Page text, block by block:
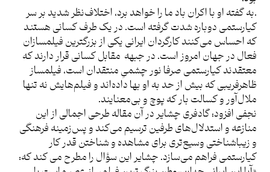
.به گفته او با اکران باد ما را خواهد برد، اختلاف‌نظر شدید بر سر
کیارستمی دوباره شدت گرفته است. در یک طرف کسانی هستند
که احساس می‌کنند کارگردان ایرانی یکی از بزرگترین فیلمسازان
فعال در جهان امروز است. در جبهه مقابل کسانی قرار دارند که
معتقدند کیارستمی صرفا نور چشمیِ منتقدان است، فیلمساز
ظاهرفریبی که بیش از حد به او بها داده‌اند و فیلم‌هایش نه تنها
ملال‌آور و کسالت بار که پوچ و بی‌معنایند.
نجفی افزود: گادفری چشایر در آن مقاله طرحی اجمالی از این
منازعه و استدلال‌های طرفین ترسیم می‌کند و پس‌زمینه فرهنگی
و زیباشناختی وسیع‌تری برای مشاهده و شناختن قدر کار
کیارستمی فراهم می‌سازد. چشایر این سؤال را مطرح می کند که: